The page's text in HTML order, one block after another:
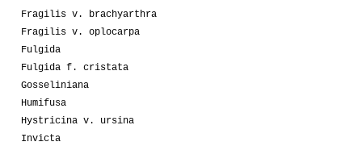
Fragilis v. brachyarthra
Fragilis v. oplocarpa
Fulgida
Fulgida f. cristata
Gosseliniana
Humifusa
Hystricina v. ursina
Invicta